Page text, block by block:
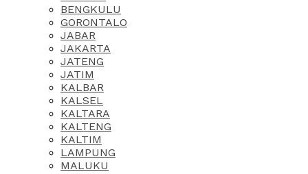
BENGKULU
GORONTALO
JABAR
JAKARTA
JATENG
JATIM
KALBAR
KALSEL
KALTARA
KALTENG
KALTIM
LAMPUNG
MALUKU